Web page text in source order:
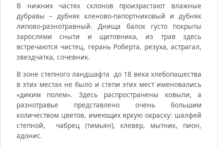
В нижних частях склонов произрастают влажные
дубравы – дубняк кленово-папортниковый и дубняк
липово-разнотравный. Днища балок густо покрыты
зарослями сныти и щитовника, из трав здесь
встречаются чистец, герань Роберта, резуха, астрагал,
звездчатка, сочевник.
В зоне степного ландшафта до 18 века хлебопашества
в этих местах не было и степи этих мест именовались
«диким полем». Здесь распространены ковыли, а
разнотравье представлено очень большим
количеством цветов, имеющих яркую окраску: шалфей
степной, чабрец (тимьян), клевер, мытник, пион,
адонис.